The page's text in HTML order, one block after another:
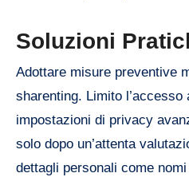
Soluzioni
Adottare misure preventive
sharenting. Limito
impostazioni di privacy
solo dopo un’attenta
dettagli personali come